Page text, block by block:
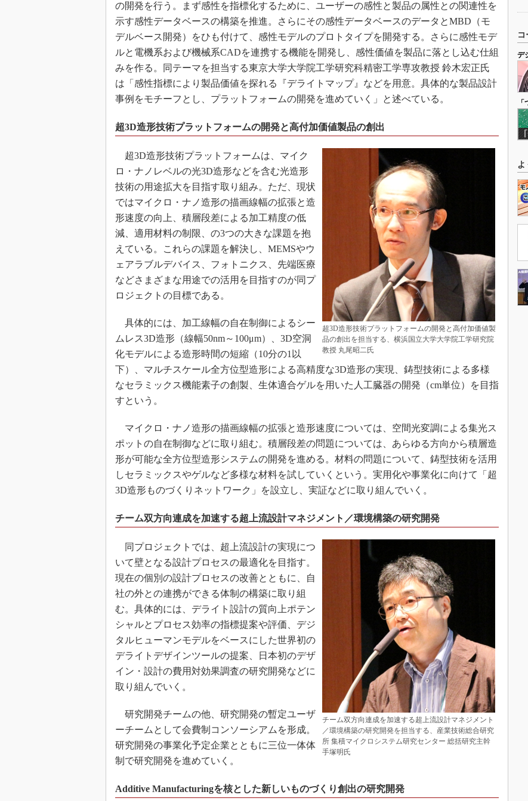
の開発を行う。まず感性を指標化するために、ユーザーの感性と製品の属性との関連性を
示す感性データベースの構築を推進。さらにその感性データベースのデータとMBD（モ
デルベース開発）をひも付けて、感性モデルのプロトタイプを開発する。さらに感性モデ
ルと電機系および機械系CADを連携する機能を開発し、感性価値を製品に落とし込む仕組
みを作る。同テーマを担当する東京大学大学院工学研究科精密工学専攻教授 鈴木宏正氏
は「感性指標により製品価値を探れる『デライトマップ』などを用意。具体的な製品設計
事例をモチーフとし、プラットフォームの開発を進めていく」と述べている。
超3D造形技術プラットフォームの開発と高付加価値製品の創出
超3D造形技術プラットフォームの開発と高付加価値製
品の創出を担当する、横浜国立大学大学院工学研究院
教授 丸尾昭二氏
超3D造形技術プラットフォームは、マイク
ロ・ナノレベルの光3D造形などを含む光造形
技術の用途拡大を目指す取り組み。ただ、現状
ではマイクロ・ナノ造形の描画線幅の拡張と造
形速度の向上、積層段差による加工精度の低
減、適用材料の制限、の3つの大きな課題を抱
えている。これらの課題を解決し、MEMSやウ
ェアラブルデバイス、フォトニクス、先端医療
などさまざまな用途での活用を目指すのが同プ
ロジェクトの目標である。
具体的には、加工線幅の自在制御によるシー
ムレス3D造形（線幅50nm～100μm）、3D空洞
化モデルによる造形時間の短縮（10分の1以
下）、マルチスケール全方位型造形による高精度な3D造形の実現、鋳型技術による多様
なセラミックス機能素子の創製、生体適合ゲルを用いた人工臓器の開発（cm単位）を目指
すという。
マイクロ・ナノ造形の描画線幅の拡張と造形速度については、空間光変調による集光ス
ポットの自在制御などに取り組む。積層段差の問題については、あらゆる方向から積層造
形が可能な全方位型造形システムの開発を進める。材料の問題について、鋳型技術を活用
しセラミックスやゲルなど多様な材料を試していくという。実用化や事業化に向けて「超
3D造形ものづくりネットワーク」を設立し、実証などに取り組んでいく。
チーム双方向連成を加速する超上流設計マネジメント／環境構築の研究開発
チーム双方向連成を加速する超上流設計マネジメント
／環境構築の研究開発を担当する、産業技術総合研究
所 集積マイクロシステム研究センター 総括研究主幹
手塚明氏
同プロジェクトでは、超上流設計の実現につ
いて壁となる設計プロセスの最適化を目指す。
現在の個別の設計プロセスの改善とともに、自
社の外との連携ができる体制の構築に取り組
む。具体的には、デライト設計の質向上ポテン
シャルとプロセス効率の指標提案や評価、デジ
タルヒューマンモデルをベースにした世界初の
デライトデザインツールの提案、日本初のデザ
イン・設計の費用対効果調査の研究開発などに
取り組んでいく。
研究開発チームの他、研究開発の暫定ユーザ
ーチームとして会費制コンソーシアムを形成。
研究開発の事業化予定企業とともに三位一体体
制で研究開発を進めていく。
Additive Manufacturingを核とした新しいものづくり創出の研究開発
コ
デ
よ